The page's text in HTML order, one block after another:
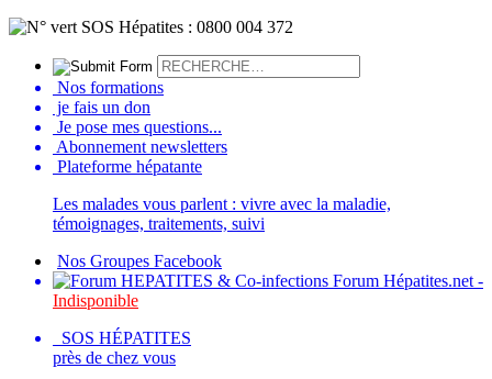
Nos formations
je fais un don
Je pose mes questions...
Abonnement newsletters
Plateforme hépatante
Les malades vous parlent : vivre avec la maladie,
témoignages, traitements, suivi
Nos Groupes Facebook
Forum Hépatites.net -
Indisponible
SOS HÉPATITES
près de chez vous